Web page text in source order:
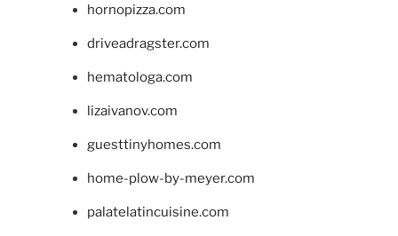
hornopizza.com
driveadragster.com
hematologa.com
lizaivanov.com
guesttinyhomes.com
home-plow-by-meyer.com
palatelatincuisine.com